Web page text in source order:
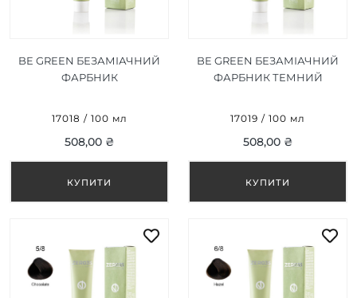
BE GREEN БЕЗАМІАЧНИЙ
ФАРБНИК
10/0 100 МЛ
17018 / 100 мл
508,00 ₴
BE GREEN БЕЗАМІАЧНИЙ
ФАРБНИК ТЕМНИЙ
17019 / 100 мл
508,00 ₴